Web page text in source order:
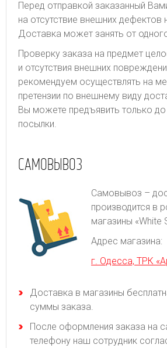
Перед отправкой заказанный
на отсутствие внешних
Доставка может занять от
Проверку заказа на предмет
и отсутствия внешних
рекомендуем осуществлять на
претензии по внешнему виду
Вы можете предъявить только
посылки.
САМОВЫВОЗ
Самовывоз –
производится в
магазины «White
Адрес магазина:
г. Одесса, ТРК
Доставка в магазины
суммы заказа.
После оформления заказа на
телефону наш сотрудник